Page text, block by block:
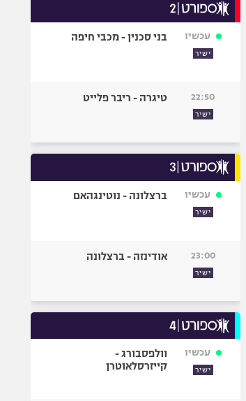
עכשיו
ישיר
בני סכנין - מכבי חיפה
22:50
ישיר
טיגרה - ריבר פלייט
עכשיו
ישיר
ברצלונה - נוטינגהאם
23:00
ישיר
אודינזה - ברצלונה
עכשיו
ישיר
וולפסבורג -
קייזרסלאוטרן